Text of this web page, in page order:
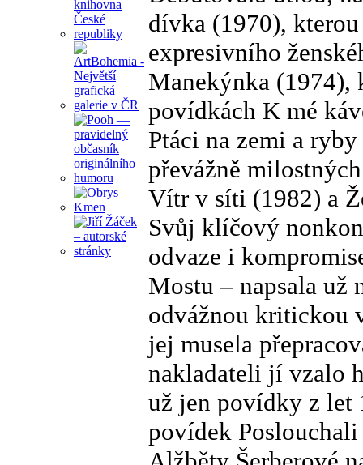
dívka (1970),
expresivního
Manekýnka (1974),
povídkách K mé
Ptáci na zemi a
převážně
Vítr v síti (1982) a
Svůj klíčový
odvaze i
Mostu – napsala
odvážnou kritickou
jej musela
nakladateli jí vzalo
už jen povídky z let
povídek